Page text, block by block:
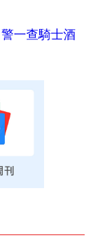
一查騎士酒